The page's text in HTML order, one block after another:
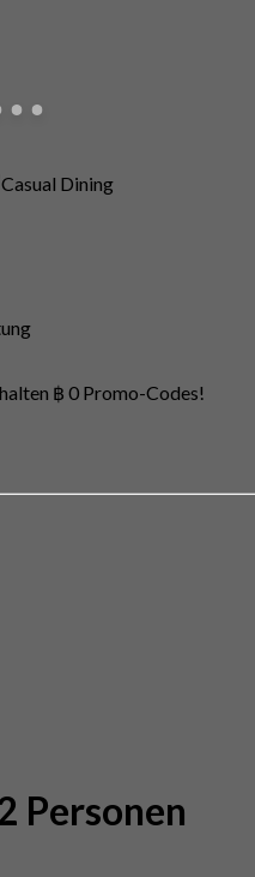
Casual Dining
฿ 0 Promo-Codes!
Personen